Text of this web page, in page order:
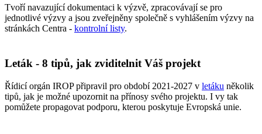
Tvoří navazující dokumentaci k výzvě, zpracovávají se pro
jednotlivé výzvy a jsou zveřejněny společně s vyhlášením výzvy na
stránkách Centra - kontrolní listy.
Leták - 8 tipů, jak zviditelnit Váš projekt
Řídicí orgán IROP připravil pro období 2021-2027 v letáku několik
tipů, jak je možné upozornit na přínosy svého projektu. I vy tak
pomůžete propagovat podporu, kterou poskytuje Evropská unie.